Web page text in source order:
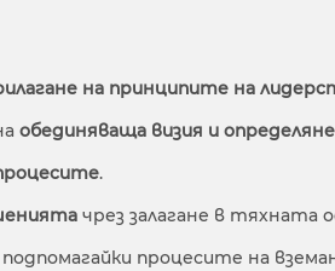
на принципите на
обединяваща визия и
.
чрез залагане в
подпомагайки процесите на